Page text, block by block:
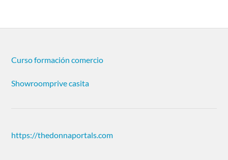
Curso formación comercio
Showroomprive casita
https://thedonnaportals.com